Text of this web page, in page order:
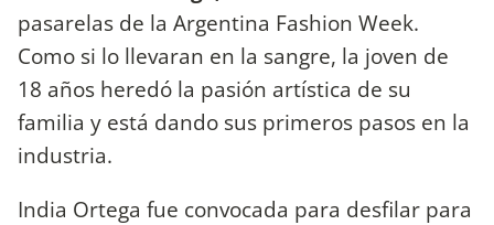
pasarelas de la Argentina Fashion Week.
Como si lo llevaran en la sangre, la joven de
18 años heredó la pasión artística de su
familia y está dando sus primeros pasos en la
industria.
India Ortega fue convocada para desfilar para